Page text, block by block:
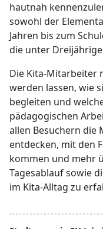
hautnah
sowohl der
Jahren bis zum
die unter
Die Kita-Mitarbeiter
werden lassen, wie
begleiten und
pädagogischen
allen Besuchern die
entdecken, mit den
kommen und mehr
Tagesablauf sowie
im Kita-Alltag zu